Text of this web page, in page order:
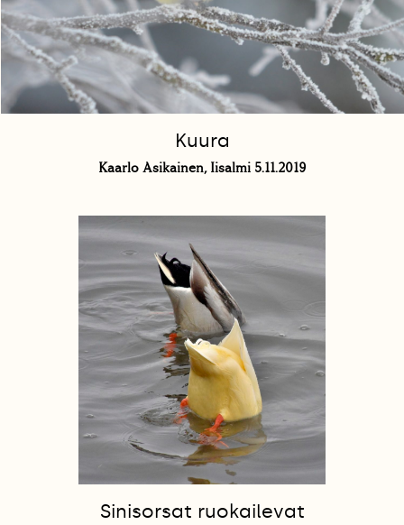
Kuura
Kaarlo Asikainen, Iisalmi 5.11.2019
Sinisorsat ruokailevat